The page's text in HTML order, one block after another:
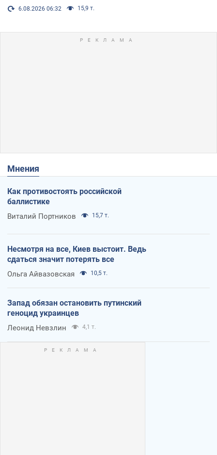
6.08.2026 06:32 15,9 т.
Мнения
Как противостоять российской
баллистике
Виталий Портников 15,7 т.
Несмотря на все, Киев выстоит. Ведь
сдаться значит потерять все
Ольга Айвазовская 10,5 т.
Запад обязан остановить путинский
геноцид украинцев
Леонид Невзлин 4,1 т.